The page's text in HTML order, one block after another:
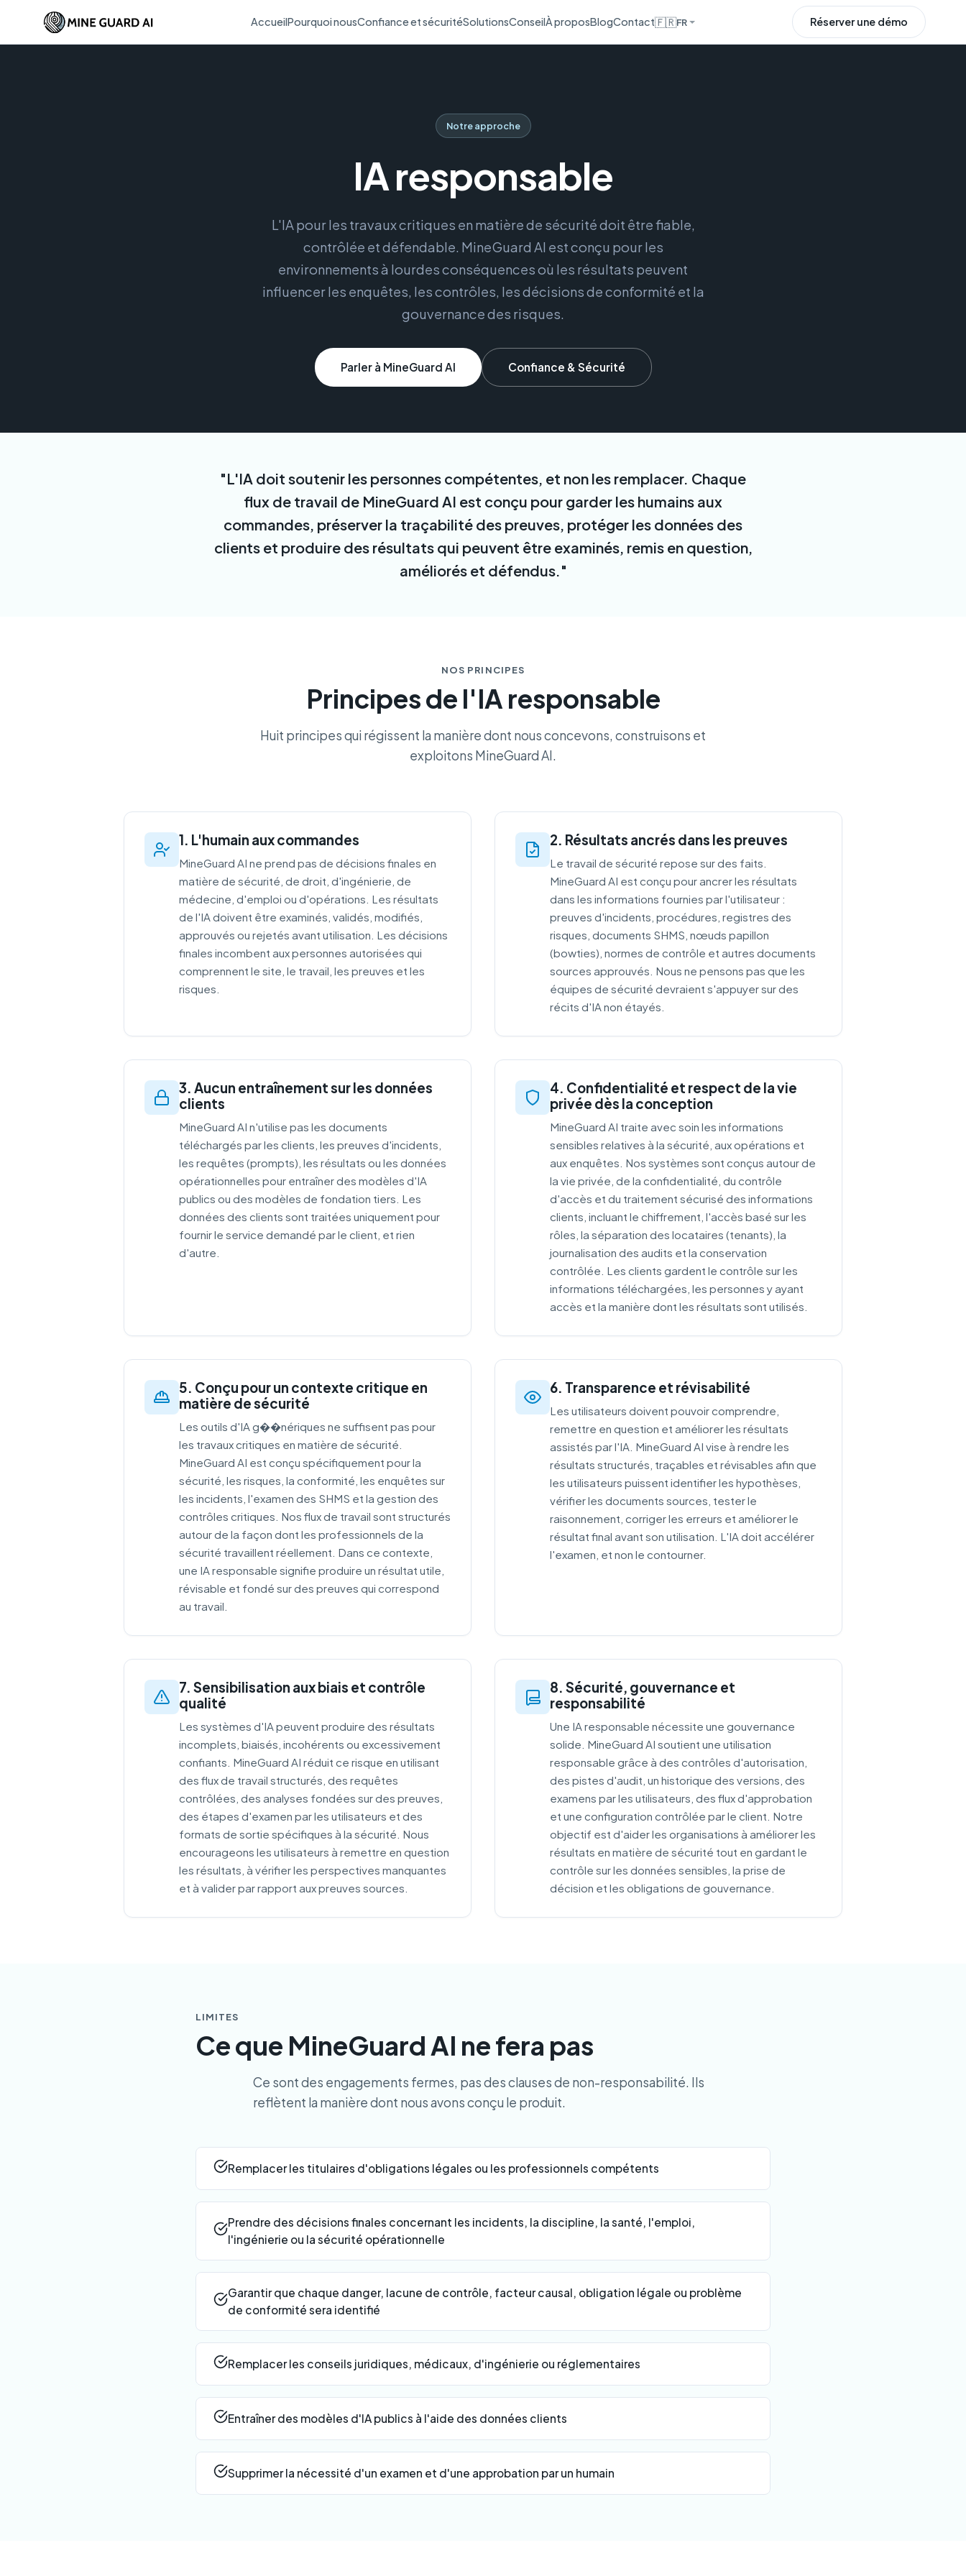
AccueilPourquoi nousConfiance et sécuritéSolutionsConseilÀ proposBlogContact🇫🇷FR Réserver une démo
Notre approche
IA responsable
L'IA pour les travaux critiques en matière de sécurité doit être fiable,
contrôlée et défendable. MineGuard AI est conçu pour les
environnements à lourdes conséquences où les résultats peuvent
influencer les enquêtes, les contrôles, les décisions de conformité et la
gouvernance des risques.
Parler à MineGuard AI Confiance & Sécurité
"L'IA doit soutenir les personnes compétentes, et non les remplacer. Chaque
flux de travail de MineGuard AI est conçu pour garder les humains aux
commandes, préserver la traçabilité des preuves, protéger les données des
clients et produire des résultats qui peuvent être examinés, remis en question,
améliorés et défendus."
NOS PRINCIPES
Principes de l'IA responsable
Huit principes qui régissent la manière dont nous concevons, construisons et
exploitons MineGuard AI.
1. L'humain aux commandes
MineGuard AI ne prend pas de décisions finales en
matière de sécurité, de droit, d'ingénierie, de
médecine, d'emploi ou d'opérations. Les résultats
de l'IA doivent être examinés, validés, modifiés,
approuvés ou rejetés avant utilisation. Les décisions
finales incombent aux personnes autorisées qui
comprennent le site, le travail, les preuves et les
risques.
2. Résultats ancrés dans les preuves
Le travail de sécurité repose sur des faits.
MineGuard AI est conçu pour ancrer les résultats
dans les informations fournies par l'utilisateur :
preuves d'incidents, procédures, registres des
risques, documents SHMS, nœuds papillon
(bowties), normes de contrôle et autres documents
sources approuvés. Nous ne pensons pas que les
équipes de sécurité devraient s'appuyer sur des
récits d'IA non étayés.
3. Aucun entraînement sur les données
clients
MineGuard AI n'utilise pas les documents
téléchargés par les clients, les preuves d'incidents,
les requêtes (prompts), les résultats ou les données
opérationnelles pour entraîner des modèles d'IA
publics ou des modèles de fondation tiers. Les
données des clients sont traitées uniquement pour
fournir le service demandé par le client, et rien
d'autre.
4. Confidentialité et respect de la vie
privée dès la conception
MineGuard AI traite avec soin les informations
sensibles relatives à la sécurité, aux opérations et
aux enquêtes. Nos systèmes sont conçus autour de
la vie privée, de la confidentialité, du contrôle
d'accès et du traitement sécurisé des informations
clients, incluant le chiffrement, l'accès basé sur les
rôles, la séparation des locataires (tenants), la
journalisation des audits et la conservation
contrôlée. Les clients gardent le contrôle sur les
informations téléchargées, les personnes y ayant
accès et la manière dont les résultats sont utilisés.
5. Conçu pour un contexte critique en
matière de sécurité
Les outils d'IA g��nériques ne suffisent pas pour
les travaux critiques en matière de sécurité.
MineGuard AI est conçu spécifiquement pour la
sécurité, les risques, la conformité, les enquêtes sur
les incidents, l'examen des SHMS et la gestion des
contrôles critiques. Nos flux de travail sont structurés
autour de la façon dont les professionnels de la
sécurité travaillent réellement. Dans ce contexte,
une IA responsable signifie produire un résultat utile,
révisable et fondé sur des preuves qui correspond
au travail.
6. Transparence et révisabilité
Les utilisateurs doivent pouvoir comprendre,
remettre en question et améliorer les résultats
assistés par l'IA. MineGuard AI vise à rendre les
résultats structurés, traçables et révisables afin que
les utilisateurs puissent identifier les hypothèses,
vérifier les documents sources, tester le
raisonnement, corriger les erreurs et améliorer le
résultat final avant son utilisation. L'IA doit accélérer
l'examen, et non le contourner.
7. Sensibilisation aux biais et contrôle
qualité
Les systèmes d'IA peuvent produire des résultats
incomplets, biaisés, incohérents ou excessivement
confiants. MineGuard AI réduit ce risque en utilisant
des flux de travail structurés, des requêtes
contrôlées, des analyses fondées sur des preuves,
des étapes d'examen par les utilisateurs et des
formats de sortie spécifiques à la sécurité. Nous
encourageons les utilisateurs à remettre en question
les résultats, à vérifier les perspectives manquantes
et à valider par rapport aux preuves sources.
8. Sécurité, gouvernance et
responsabilité
Une IA responsable nécessite une gouvernance
solide. MineGuard AI soutient une utilisation
responsable grâce à des contrôles d'autorisation,
des pistes d'audit, un historique des versions, des
examens par les utilisateurs, des flux d'approbation
et une configuration contrôlée par le client. Notre
objectif est d'aider les organisations à améliorer les
résultats en matière de sécurité tout en gardant le
contrôle sur les données sensibles, la prise de
décision et les obligations de gouvernance.
LIMITES
Ce que MineGuard AI ne fera pas
Ce sont des engagements fermes, pas des clauses de non-responsabilité. Ils
reflètent la manière dont nous avons conçu le produit.
Remplacer les titulaires d'obligations légales ou les professionnels compétents
Prendre des décisions finales concernant les incidents, la discipline, la santé, l'emploi,
l'ingénierie ou la sécurité opérationnelle
Garantir que chaque danger, lacune de contrôle, facteur causal, obligation légale ou problème
de conformité sera identifié
Remplacer les conseils juridiques, médicaux, d'ingénierie ou réglementaires
Entraîner des modèles d'IA publics à l'aide des données clients
Supprimer la nécessité d'un examen et d'une approbation par un humain